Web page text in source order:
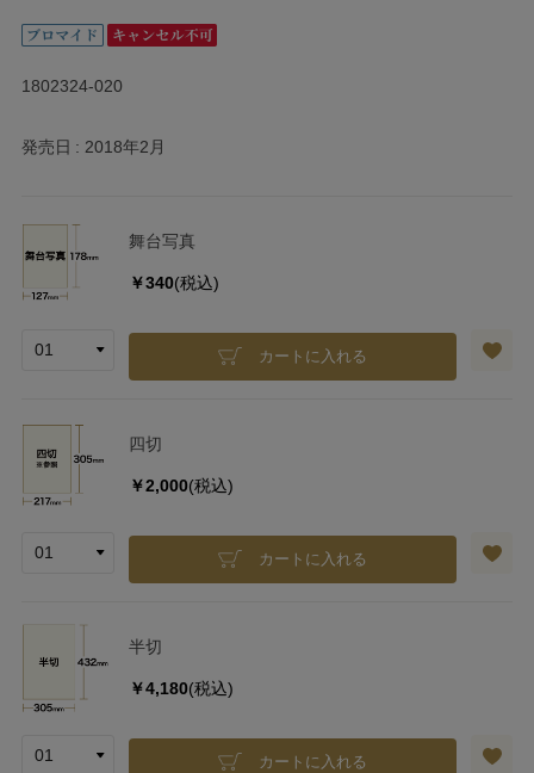
1802324-020
発売日 2018年2月
舞台写真
￥340(税込)
カートに入れる
四切
￥2,000(税込)
カートに入れる
半切
￥4,180(税込)
カートに入れる